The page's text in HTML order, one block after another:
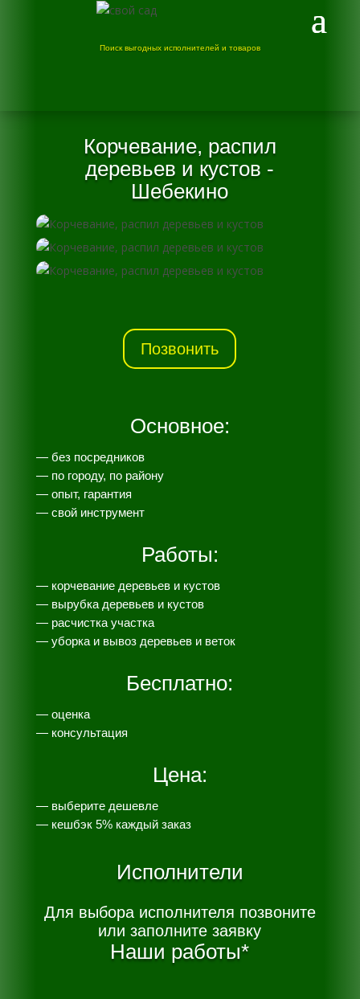
Поиск выгодных исполнителей и товаров
Корчевание, распил
деревьев и кустов -
Шебекино
Позвонить
Основное:
— без посредников
— по городу, по району
— опыт, гарантия
— свой инструмент
Работы:
— корчевание деревьев и кустов
— вырубка деревьев и кустов
— расчистка участка
— уборка и вывоз деревьев и веток
Бесплатно:
— оценка
— консультация
Цена:
— выберите дешевле
— кешбэк 5% каждый заказ
Исполнители
Для выбора исполнителя позвоните
или заполните заявку
Наши работы*